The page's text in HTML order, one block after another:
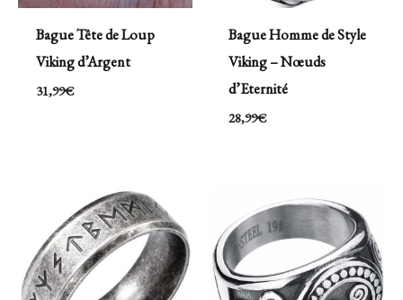
Bague Tête de Loup
Viking d’Argent
31,99€
Bague Homme de Style
Viking – Nœuds
d’Eternité
28,99€